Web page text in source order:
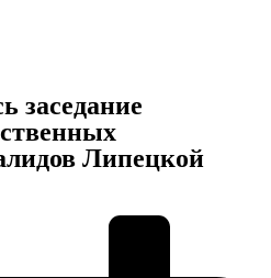
заседание
Липецкой